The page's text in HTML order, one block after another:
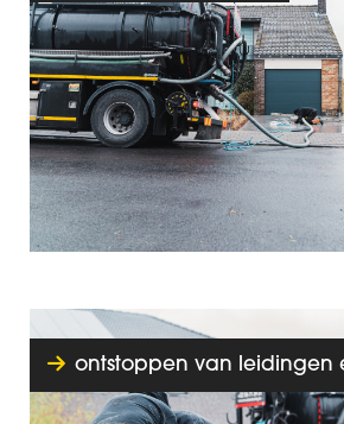
ontstoppen van leidingen